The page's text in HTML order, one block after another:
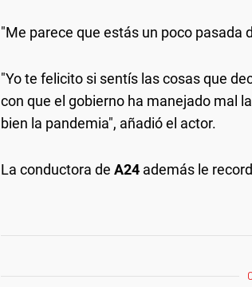
"Me parece que estás un poco pasada
"Yo te felicito si sentís las cosas que
con que el gobierno ha manejado mal
bien la pandemia", añadió el actor.
La conductora de A24 además le